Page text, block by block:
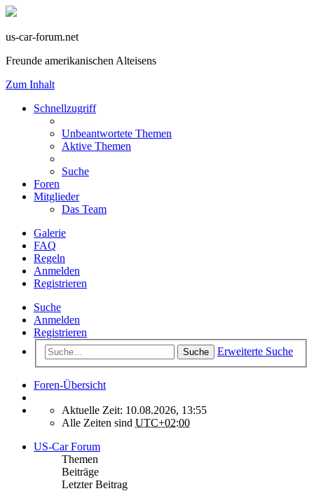
us-car-forum.net
Freunde amerikanischen Alteisens
Zum Inhalt
Schnellzugriff
Unbeantwortete Themen
Aktive Themen
Suche
Foren
Mitglieder
Das Team
Galerie
FAQ
Regeln
Anmelden
Registrieren
Suche
Anmelden
Registrieren
Suche Erweiterte Suche
Foren-Übersicht
Aktuelle Zeit: 10.08.2026, 13:55
Alle Zeiten sind UTC+02:00
US-Car Forum
Themen
Beiträge
Letzter Beitrag